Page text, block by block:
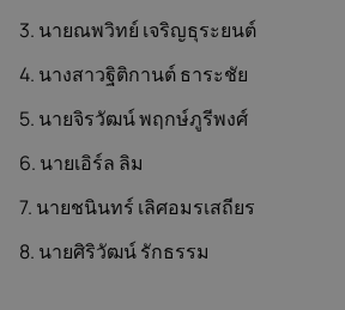
3. นายณพวิทย์ เจริญธุระยนต์
4. นางสาวฐิติกานต์ ธาระชัย
5. นายจิรวัฒน์ พฤกษ์ภูรีพงศ์
6. นายเอิร์ล ลิม
7. นายชนินทร์ เลิศอมรเสถียร
8. นายศิริวัฒน์ รักธรรม